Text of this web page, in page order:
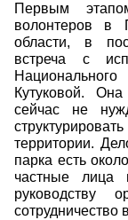
Первым
волонтеров в
области, в
встреча с
Кутуковой.
сейчас не
территории.
парка есть
частные
руководству